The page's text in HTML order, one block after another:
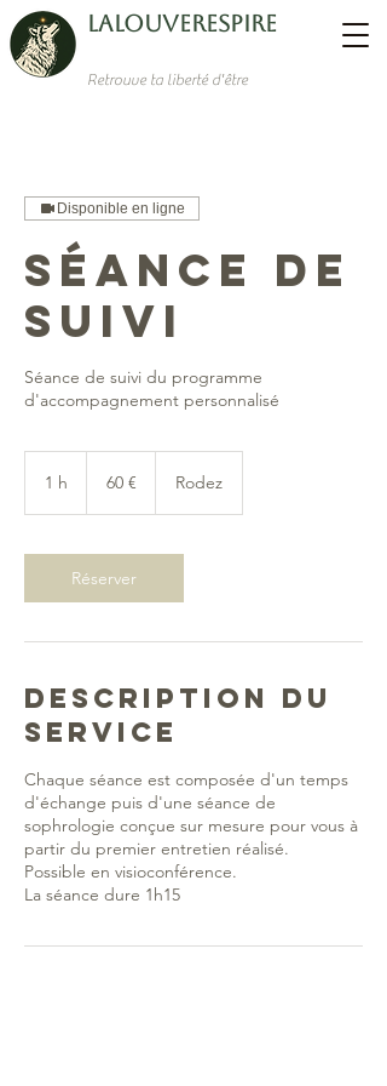
LaLouverespire
Retrouve ta liberté d'être
Disponible en ligne
Séance de
suivi
Séance de suivi du programme
d'accompagnement personnalisé
1 h 60 € Rodez
Réserver
Description du
service
Chaque séance est composée d'un temps
d'échange puis d'une séance de
sophrologie conçue sur mesure pour vous à
partir du premier entretien réalisé.
Possible en visioconférence.
La séance dure 1h15